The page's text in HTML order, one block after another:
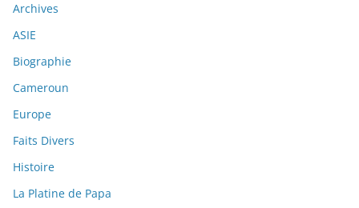
Archives
ASIE
Biographie
Cameroun
Europe
Faits Divers
Histoire
La Platine de Papa